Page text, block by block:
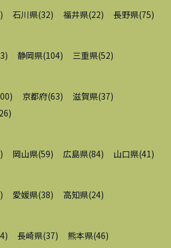
) 石川県(32) 福井県(22) 長野県(75)
) 静岡県(104) 三重県(52)
) 京都府(63) 滋賀県(37)
26)
) 岡山県(59) 広島県(84) 山口県(41)
) 愛媛県(38) 高知県(24)
) 長崎県(37) 熊本県(46)